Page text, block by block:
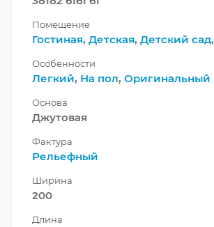
Помещение
Гостиная, Детская, Детский сад,
Особенности
Легкий, На пол, Оригинальный
Основа
Джутовая
Фактура
Рельефный
Ширина
200
Длина